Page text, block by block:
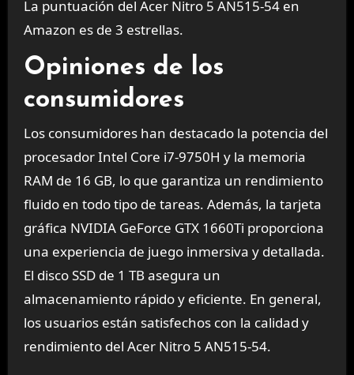
La puntuación del Acer Nitro 5 AN515-54 en
Amazon es de 3 estrellas.
Opiniones de los
consumidores
Los consumidores han destacado la potencia del
procesador Intel Core i7-9750H y la memoria
RAM de 16 GB, lo que garantiza un rendimiento
fluido en todo tipo de tareas. Además, la tarjeta
gráfica NVIDIA GeForce GTX 1660Ti proporciona
una experiencia de juego inmersiva y detallada.
El disco SSD de 1 TB asegura un
almacenamiento rápido y eficiente. En general,
los usuarios están satisfechos con la calidad y
rendimiento del Acer Nitro 5 AN515-54.